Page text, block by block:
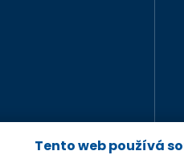
Tento web používá